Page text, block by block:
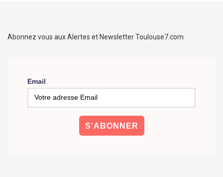
Abonnez vous aux Alertes et Newsletter Toulouse7.com
Email